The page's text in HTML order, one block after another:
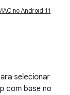
no Android 11
selecionar
com base no